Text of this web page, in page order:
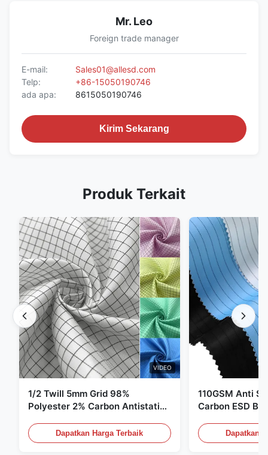
Mr. Leo
Foreign trade manager
E-mail:
Sales01@allesd.com
Telp:
+86-15050190746
ada apa:
8615050190746
Kirim Sekarang
Produk Terkait
VIDEO
1/2 Twill 5mm Grid 98%
Polyester 2% Carbon Antistatic
Dapatkan Harga Terbaik
110GSM Anti
Carbon ESD
Dapatkan